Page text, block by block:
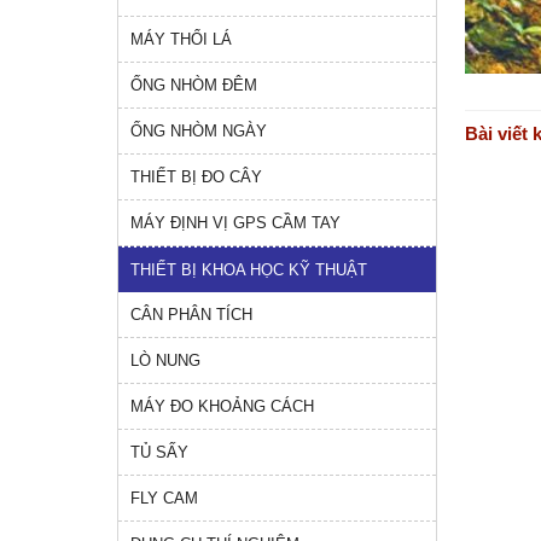
MÁY THỔI LÁ
ỐNG NHÒM ĐÊM
ỐNG NHÒM NGÀY
THIẾT BỊ ĐO CÂY
MÁY ĐỊNH VỊ GPS CẦM TAY
THIẾT BỊ KHOA HỌC KỸ THUẬT
CÂN PHÂN TÍCH
LÒ NUNG
MÁY ĐO KHOẢNG CÁCH
TỦ SẤY
FLY CAM
Bài viết